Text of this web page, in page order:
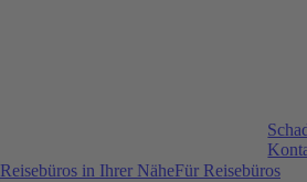
Reisebüros in Ihrer NäheFür Reisebüros